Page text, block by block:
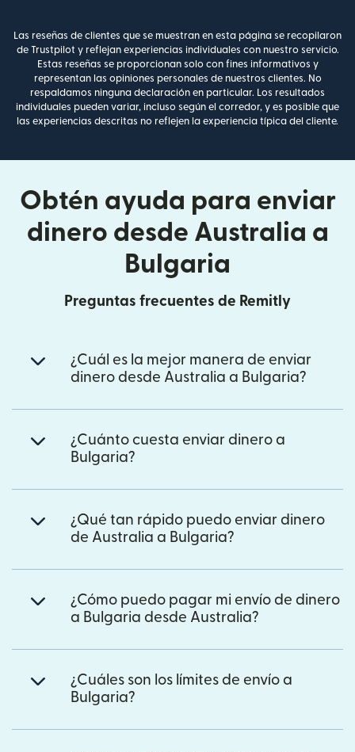
Las reseñas de clientes que se muestran en esta página se recopilaron
de Trustpilot y reflejan experiencias individuales con nuestro servicio.
Estas reseñas se proporcionan solo con fines informativos y
representan las opiniones personales de nuestros clientes. No
respaldamos ninguna declaración en particular. Los resultados
individuales pueden variar, incluso según el corredor, y es posible que
las experiencias descritas no reflejen la experiencia típica del cliente.
Obtén ayuda para enviar
dinero desde Australia a
Bulgaria
Preguntas frecuentes de Remitly
¿Cuál es la mejor manera de enviar
dinero desde Australia a Bulgaria?
¿Cuánto cuesta enviar dinero a
Bulgaria?
¿Qué tan rápido puedo enviar dinero
de Australia a Bulgaria?
¿Cómo puedo pagar mi envío de dinero
a Bulgaria desde Australia?
¿Cuáles son los límites de envío a
Bulgaria?